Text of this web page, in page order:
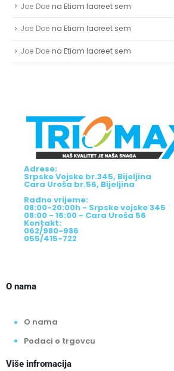
Joe Doe na Etiam laoreet sem
Joe Doe na Etiam laoreet sem
Joe Doe na Etiam laoreet sem
Adrese:
Srpske Vojske br.345, Bijeljina
Cara Uroša br.56, Bijeljina
Radno vrijeme:
08:00-20:00h - Srpske vojske 345
08:00 - 16:00 - Cara Uroša 56
Kontakt:
062/980-986
055/415-722
O nama
O nama
Podaci o trgovcu
Više infromacija